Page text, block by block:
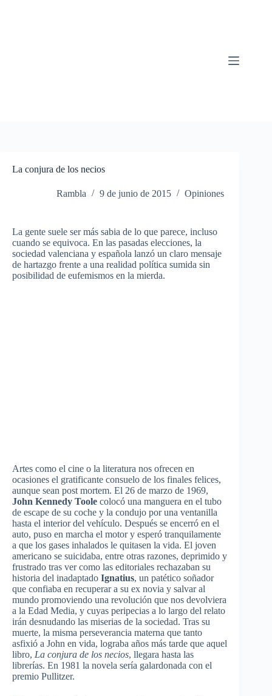
La conjura de los necios
Rambla 9 de junio de 2015 Opiniones
La gente suele ser más sabia de lo que parece, incluso
cuando se equivoca. En las pasadas elecciones, la
sociedad valenciana y española lanzó un claro mensaje
de hartazgo frente a una realidad política sumida sin
posibilidad de eufemismos en la mierda.
Artes como el cine o la literatura nos ofrecen en
ocasiones el gratificante consuelo de los finales felices,
aunque sean post mortem. El 26 de marzo de 1969,
John Kennedy Toole colocó una manguera en el tubo
de escape de su coche y la condujo por una ventanilla
hasta el interior del vehículo. Después se encerró en el
auto, puso en marcha el motor y esperó tranquilamente
a que los gases inhalados le quitasen la vida. El joven
americano se suicidaba, entre otras razones, deprimido y
frustrado tras ver como las editoriales rechazaban su
historia del inadaptado Ignatius, un patético soñador
que confiaba en recuperara su ex novia y salvaral
mundo promoviendo una revolución que nos devolviera
a la Edad Media, y cuyas peripecias a lo largo del relato
irán desnudando las miserias de la sociedad. Tras su
muerte, la misma perseverancia materna que tanto
asfixió a John en vida, lograba años más tarde que aquel
libro, La conjura de los necios, llegara hasta las
librerías. En 1981 la novela sería galardonada con el
premio Pullitzer.